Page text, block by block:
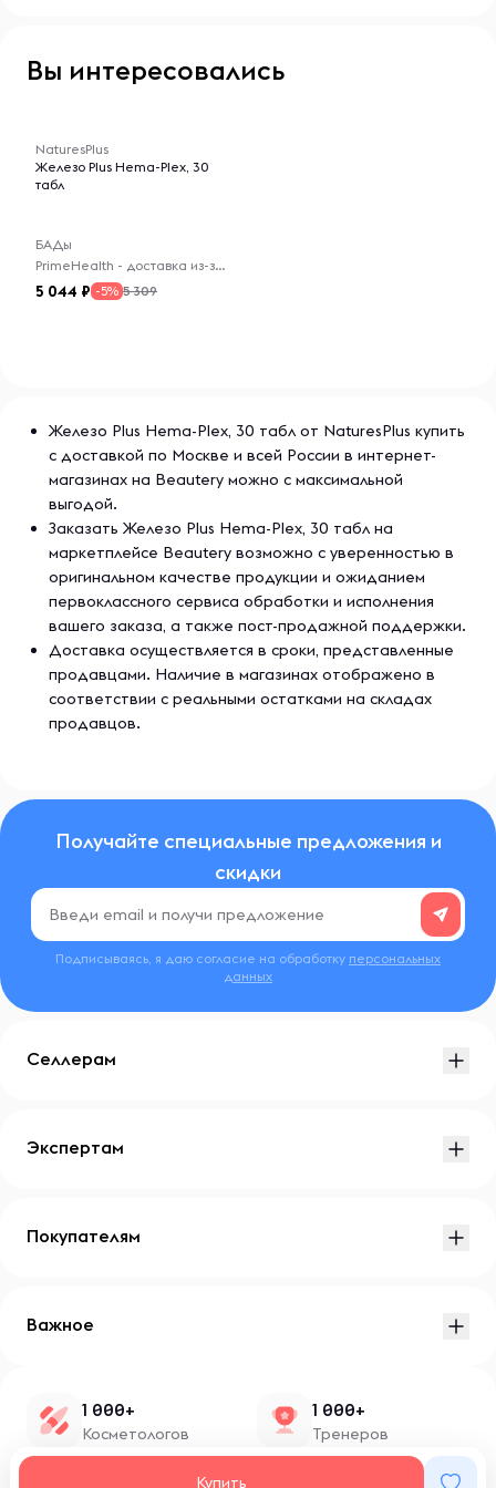
Вы интересовались
NaturesPlus
Железо Plus Hema-Plex, 30
табл
БАДы
PrimeHealth - доставка из-за рубежа
5 044 -5% 5 309
Железо Plus Hema-Plex, 30 табл от NaturesPlus купить
с доставкой по Москве и всей России в интернет-
магазинах на Beautery можно с максимальной
выгодой.
Заказать Железо Plus Hema-Plex, 30 табл на
маркетплейсе Beautery возможно с уверенностью в
оригинальном качестве продукции и ожиданием
первоклассного сервиса обработки и исполнения
вашего заказа, а также пост-продажной поддержки.
Доставка осуществляется в сроки, представленные
продавцами. Наличие в магазинах отображено в
соответствии с реальными остатками на складах
продавцов.
Получайте специальные предложения и
скидки
Подписываясь, я даю согласие на обработку персональных
данных
Купить
Селлерам
Экспертам
Покупателям
Важное
1 000+
Косметологов
1 000+
Тренеров